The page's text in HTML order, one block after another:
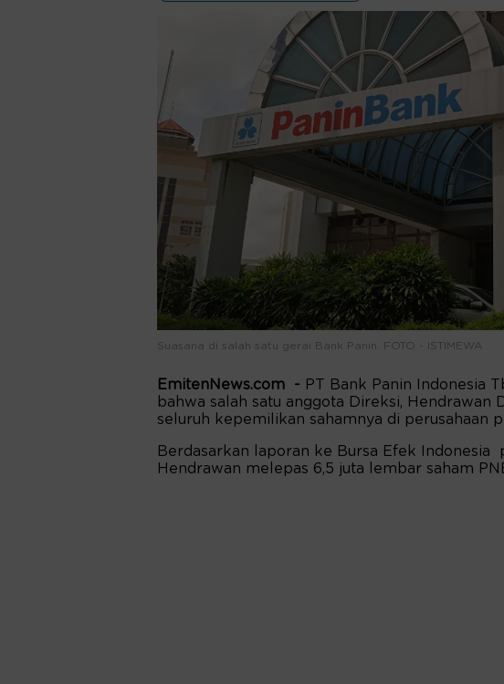
Suasana di salah satu gerai Bank Panin. FOTO - ISTIMEWA
EmitenNews.com - PT Bank Panin Indonesia
bahwa salah satu anggota Direksi, Hendrawan
seluruh kepemilikan sahamnya di perusahaan
Berdasarkan laporan ke Bursa Efek Indonesia
Hendrawan melepas 6,5 juta lembar saham